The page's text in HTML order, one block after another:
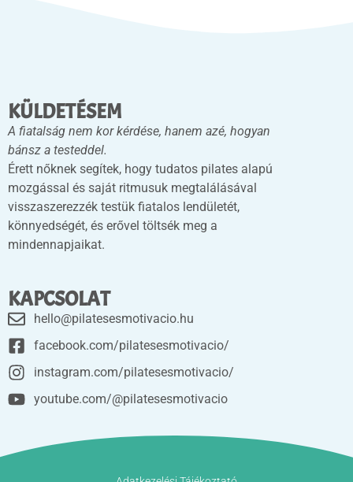
KÜLDETÉSEM
A fiatalság nem kor kérdése, hanem azé, hogyan
bánsz a testeddel.
Érett nőknek segítek, hogy tudatos pilates alapú
mozgással és saját ritmusuk megtalálásával
visszaszerezzék testük fiatalos lendületét,
könnyedségét, és erővel töltsék meg a
mindennapjaikat.
KAPCSOLAT
hello@pilatesesmotivacio.hu
facebook.com/pilatesesmotivacio/
instagram.com/pilatesesmotivacio/
youtube.com/@pilatesesmotivacio